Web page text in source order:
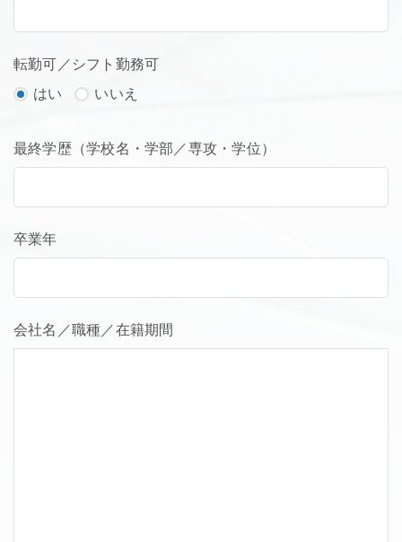
転勤可／シフト勤務可
はい
いいえ
最終学歴（学校名・学部／専攻・学位）
卒業年
会社名／職種／在籍期間